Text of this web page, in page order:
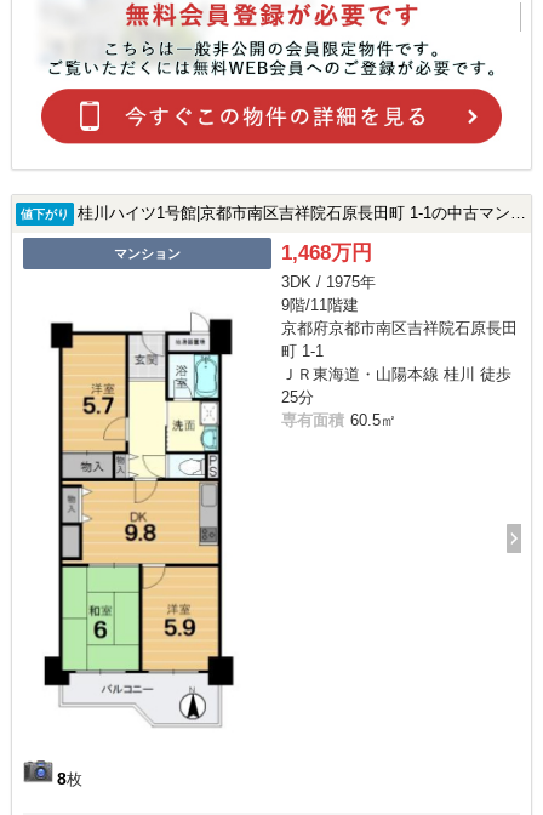
値下がり 桂川ハイツ1号館|京都市南区吉祥院石原長田町 1-1の中古マンション
マンション
8枚
1,468万円
3DK / 1975年
9階/11階建
京都府京都市南区吉祥院石原長田
町 1-1
ＪＲ東海道・山陽本線 桂川 徒歩
25分
専有面積 60.5㎡